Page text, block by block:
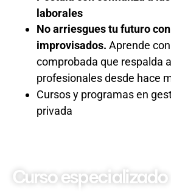
laborales
No arriesgues tu futuro
improvisados. Aprende
comprobada que respalda
profesionales desde hace
Cursos y programas en
privada
Curso especializado